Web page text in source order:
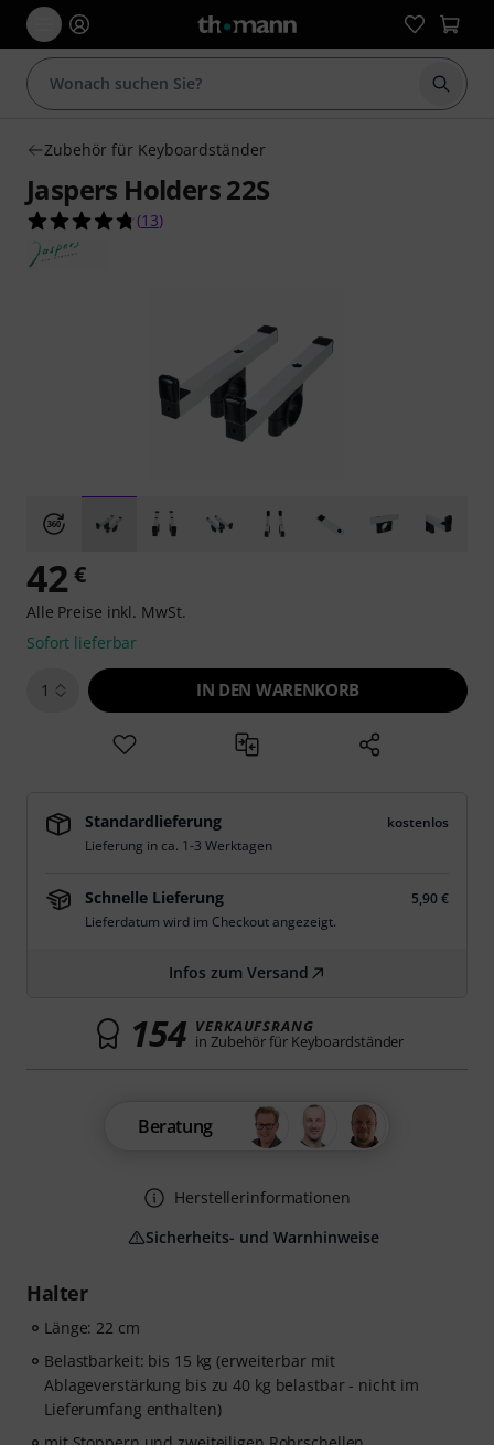
Suche
Zubehör für Keyboardständer
Jaspers Holders 22S
4.8 von 5 Sternen aus 13 Kundenbewertungen
(13)
Halter
Länge: 22 cm
Belastbarkeit: bis 15 kg (erweiterbar mit
Ablageverstärkung bis zu 40 kg belastbar - nicht im
Lieferumfang enthalten)
42 €
Alle Preise inkl. MwSt.
Sofort lieferbar
1 IN DEN WARENKORB
Standardlieferung
kostenlos
Lieferung in ca. 1-3 Werktagen
Schnelle Lieferung
5,90 €
Lieferdatum wird im Checkout angezeigt.
Infos zum Versand
154 VERKAUFSRANG
in Zubehör für Keyboardständer
Beratung
Herstellerinformationen
Sicherheits- und Warnhinweise